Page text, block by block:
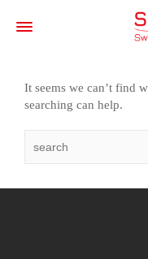
It seems we can’t find
searching can help.